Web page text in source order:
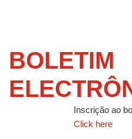
BOLETIM
Inscrição ao
Click here